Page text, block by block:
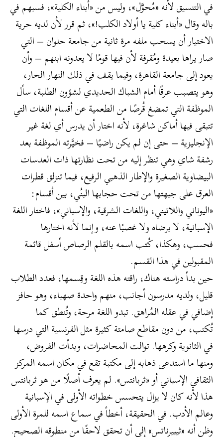
في التنسيق لأنه «مُحوَّل»، وليس من «أبناء الكلية»، فسبهم في
باله وقال «أبناء كلية يا أولاد الكلب!»، ثم قرر لأن لديه حرية
الاختيار أن يسحب ملفه مرة ثانية من جامعة حلوان – التي
صار يراها بعيدة ومُقرفة لأن فيها قومًا لا يعدونه ابنهم – وأن
يعود إلى جامعة القاهرة، وفيما يقف في ذلك النهار الحار،
وهو يتصبب عرقًا أمام الشباك الحديدي لشؤون الطلبة، سأل
الموظفة التي تمضغ قُرصًا من الطعمية عن أقسام اللغات التي
تتبقى فيها أماكن شاغرة، لأنه اختار أن يدرس أي لغة غير
الإنجليزية – حتى إن لم يكن راضيًا – فخيَّرته الموظفة بعد
رشفة شاي وهي تنظر إليه من تحت نظارتها ذات العدسات
البيضاوية الصغيرة والإطار الذهبي الرفيع، فيما تنزلق قطرات
العرق على جبهتها من تحت حجابها البنُي، بين أقسام:
«اليوناني واللاتيني، واللغات الشرقية، والإسباني»، فاختار اللغة
الإسبانية، لا برضاه ولا غصبًا عنه، وإنما لأنه اختارها
فحسب، وهكذا، كُتب اسمه بالقلم الرصاص أسفل قائمة
المقبولين في هذا القسم.
حين بدأ دراسته هناك، راقته هذه اللغة وقِسمها، فعدد الطلاب
قليل، ولديه مدرسون أجانب، منهم واحدة صهباء، وهو حافز
إضافي في عقله المُراهق. تبدو اللغة مرحة، وتُنطق كما
تُكتب، من دون مقاطع صامتة كثيرة مثل الفرنسية التي درسها
في الثانوية وكرهها. توالت المحاضرات، وبدأت الفروض،
ومنها ما استدعى ذهابه إلى مكتبة تقع في مكان اسمه المركز
الثقافي الإسباني أو «ثربانتس». لم يعرف أصلًا من هو ثربانتس
هذا لأنه كان لا يزال يتحسس خطواته الأولى في الإسبانية
وعالم الأدب. في الحقيقة، أخطأ في سماع اسمه للمرة الأولى
وظن أنه «ثيبيرناتس» إلى أن تحقق لاحقًا من منطوقه الصحيح.